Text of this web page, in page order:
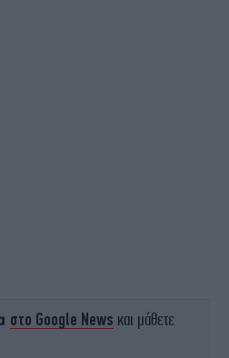
στο Google News και μάθετε